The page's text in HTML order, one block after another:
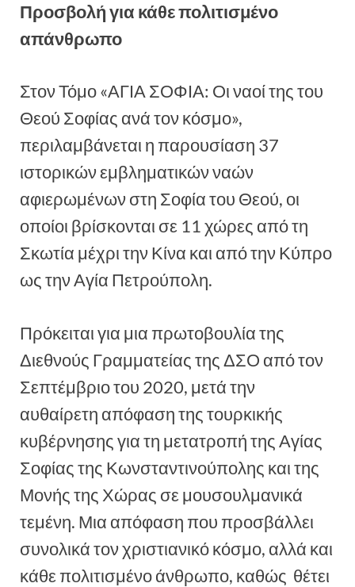
Προσβολή για κάθε πολιτισμένο
απάνθρωπο
Στον Τόμο «ΑΓΙΑ ΣΟΦΙΑ: Οι ναοί της του
Θεού Σοφίας ανά τον κόσμο»,
περιλαμβάνεται η παρουσίαση 37
ιστορικών εμβληματικών ναών
αφιερωμένων στη Σοφία του Θεού, οι
οποίοι βρίσκονται σε 11 χώρες από τη
Σκωτία μέχρι την Κίνα και από την Κύπρο
ως την Αγία Πετρούπολη.
Πρόκειται για μια πρωτοβουλία της
Διεθνούς Γραμματείας της ΔΣΟ από τον
Σεπτέμβριο του 2020, μετά την
αυθαίρετη απόφαση της τουρκικής
κυβέρνησης για τη μετατροπή της Αγίας
Σοφίας της Κωνσταντινούπολης και της
Μονής της Χώρας σε μουσουλμανικά
τεμένη. Μια απόφαση που προσβάλλει
συνολικά τον χριστιανικό κόσμο, αλλά και
κάθε πολιτισμένο άνθρωπο, καθώς θέτει